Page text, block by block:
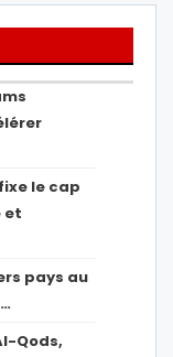
le cap
et
pays au
Qods,